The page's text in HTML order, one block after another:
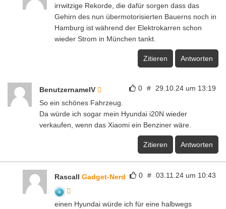
irrwitzige Rekorde, die dafür sorgen dass das
Gehirn des nun übermotorisierten Bauerns noch in
Hamburg ist während der Elektrokarren schon
wieder Strom in München tankt.
Zitieren Antworten
0 # 29.10.24 um 13:19
BenutzernameIV
So ein schönes Fahrzeug.
Da würde ich sogar mein Hyundai i20N wieder
verkaufen, wenn das Xiaomi ein Benziner wäre.
Zitieren Antworten
0 # 03.11.24 um 10:43
Rascall Gadget-Nerd
einen Hyundai würde ich für eine halbwegs